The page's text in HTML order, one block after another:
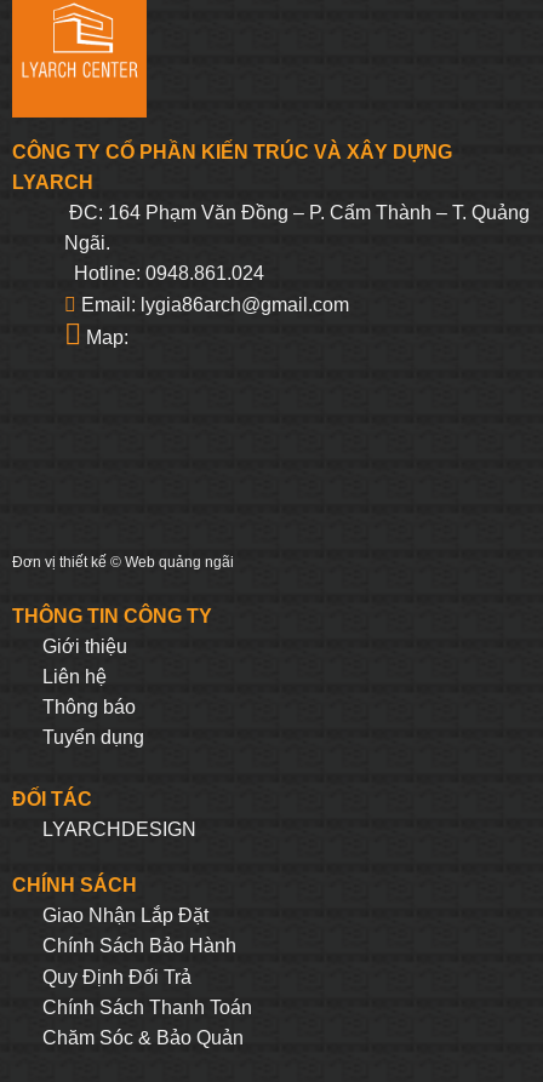
CÔNG TY CỔ PHẦN KIẾN TRÚC VÀ XÂY DỰNG
LYARCH
ĐC: 164 Phạm Văn Đồng – P. Cẩm Thành – T. Quảng
Ngãi.
Hotline: 0948.861.024
Email: lygia86arch@gmail.com
Map:
Đơn vị thiết kế © Web quảng ngãi
THÔNG TIN CÔNG TY
Giới thiệu
Liên hệ
Thông báo
Tuyển dụng
ĐỐI TÁC
LYARCHDESIGN
CHÍNH SÁCH
Giao Nhận Lắp Đặt
Chính Sách Bảo Hành
Quy Định Đối Trả
Chính Sách Thanh Toán
Chăm Sóc & Bảo Quản